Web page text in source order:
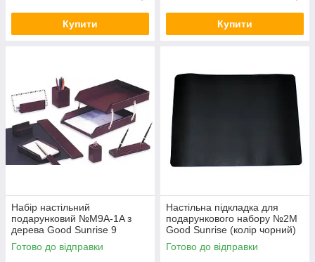
Купити Купити
Набір настільний
подарунковий №M9A-1A з
дерева Good Sunrise 9
предметів (колір темно-
бордовий)
Готово до відправки
Настільна підкладка для
подарункового набору №2M
Good Sunrise (колір чорний)
Готово до відправки